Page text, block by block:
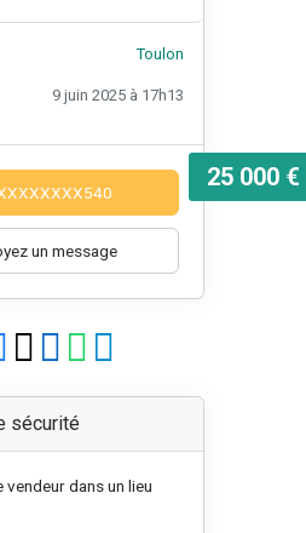
25 000 €
Toulon
9 juin 2025 à 17h13
un message
sécurité
vendeur dans un lieu